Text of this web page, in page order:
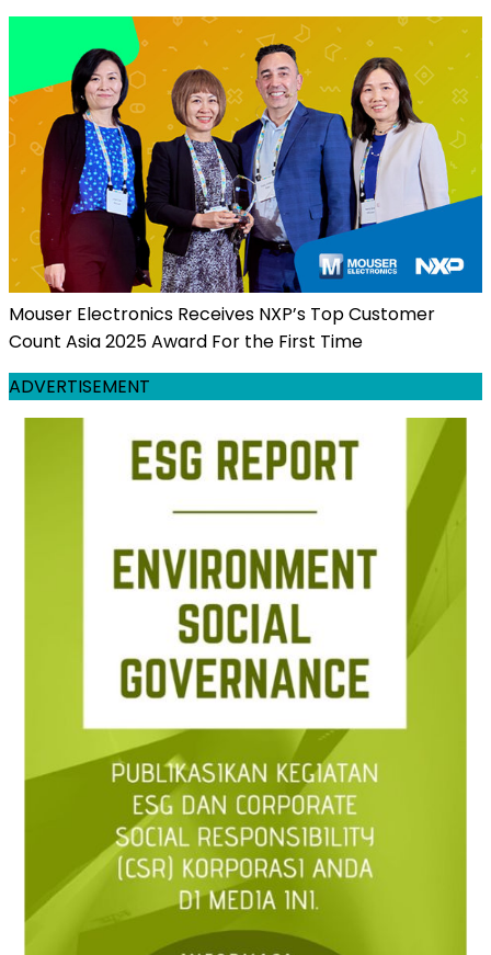
Mouser Electronics Receives NXP’s Top Customer
Count Asia 2025 Award For the First Time
ADVERTISEMENT